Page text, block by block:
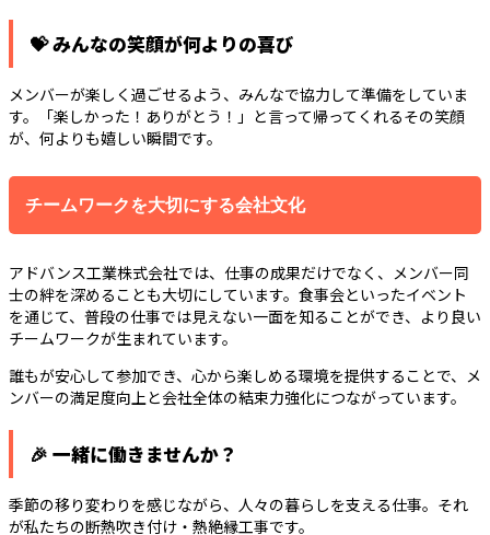
💝 みんなの笑顔が何よりの喜び
メンバーが楽しく過ごせるよう、みんなで協力して準備をしていま
す。「楽しかった！ありがとう！」と言って帰ってくれるその笑顔
が、何よりも嬉しい瞬間です。
チームワークを大切にする会社文化
アドバンス工業株式会社では、仕事の成果だけでなく、メンバー同
士の絆を深めることも大切にしています。食事会といったイベント
を通じて、普段の仕事では見えない一面を知ることができ、より良い
チームワークが生まれています。
誰もが安心して参加でき、心から楽しめる環境を提供することで、メ
ンバーの満足度向上と会社全体の結束力強化につながっています。
🎉 一緒に働きませんか？
季節の移り変わりを感じながら、人々の暮らしを支える仕事。それ
が私たちの断熱吹き付け・熱絶縁工事です。